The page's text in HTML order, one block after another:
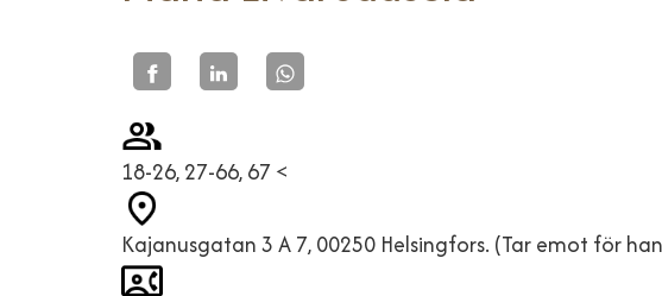
18-26, 27-66, 67 <
Kajanusgatan 3 A 7, 00250 Helsingfors. (Tar emot för